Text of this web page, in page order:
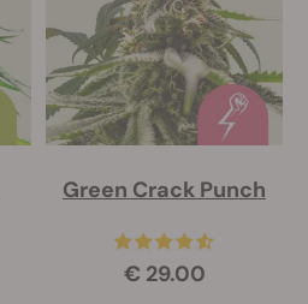
Green Crack Punch
€ 29.00